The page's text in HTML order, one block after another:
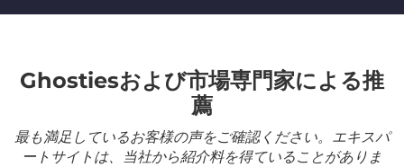
Ghostiesおよび市場専門家による推
薦
最も満足しているお客様の声をご確認ください。エキスパ
ートサイトは、当社から紹介料を得ていることがありま